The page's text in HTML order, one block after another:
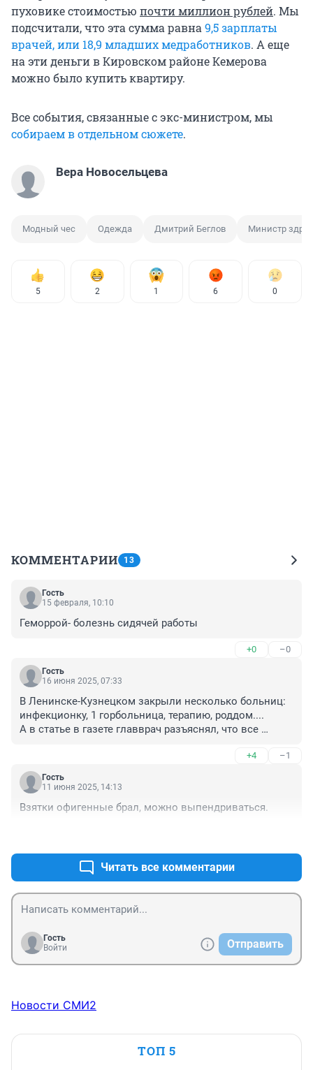
пуховике стоимостью почти миллион рублей. Мы
подсчитали, что эта сумма равна9,5 зарплаты
врачей, или 18,9 младших медработников. А еще
на эти деньги в Кировском районе Кемерова
можно было купить квартиру.
Все события, связанные с экс-министром, мы
собираем в отдельном сюжете.
Вера Новосельцева
Модный чес Одежда Дмитрий Беглов Министр
5 2 1 6 0
КОММЕНТАРИИ 13
Гость
15 февраля, 10:10
Геморрой- болезнь сидячей работы
+0 –0
Гость
16 июня 2025, 07:33
В Ленинске-Кузнецком закрыли несколько больниц:
инфекционку, 1 горбольница, терапию, роддом....
А в статье в газете главврач разъяснял, что все
Кузбассе разваливают....страшно заболеть...нет
гарантии, что смогут вылечить...
+4 –1
Гость
11 июня 2025, 14:13
Взятки офигенные брал, можно выпендриваться.
Читать все комментарии
Гость
Войти
Отправить
Новости СМИ2
ТОП 5